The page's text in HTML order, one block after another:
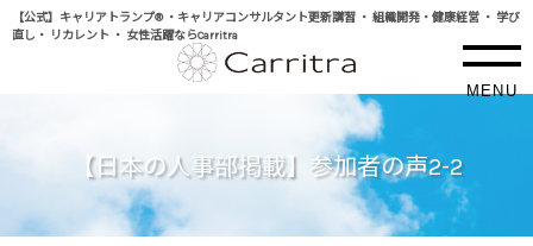
【公式】キャリアトランプ® ・キャリアコンサルタント更新講習 ・ 組織開発・健康経営 ・ 学び
直し・ リカレント ・ 女性活躍ならCarritra
MENU
【日本の人事部掲載】参加者の声2-2